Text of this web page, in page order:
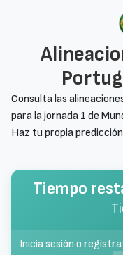
Consulta las
para la jornada 1 de
Haz tu propia
Tiempo
Inicia sesión o